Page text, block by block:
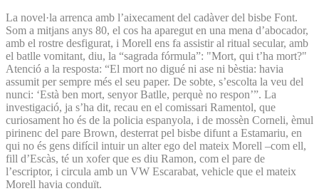
La novel·la arrenca amb l’aixecament del cadàver del bisbe Font.
Som a mitjans anys 80, el cos ha aparegut en una mena d’abocador,
amb el rostre desfigurat, i Morell ens fa assistir al ritual secular, amb
el batlle vomitant, diu, la “sagrada fórmula”: "Mort, qui t’ha mort?"
Atenció a la resposta: “El mort no digué ni ase ni bèstia: havia
assumit per sempre més el seu paper. De sobte, s’escolta la veu del
nunci: ‘Està ben mort, senyor Batlle, perquè no respon’”. La
investigació, ja s’ha dit, recau en el comissari Ramentol, que
curiosament ho és de la policia espanyola, i de mossèn Corneli, èmul
pirinenc del pare Brown, desterrat pel bisbe difunt a Estamariu, en
qui no és gens difícil intuir un alter ego del mateix Morell –com ell,
fill d’Escàs, té un xofer que es diu Ramon, com el pare de
l’escriptor, i circula amb un VW Escarabat, vehicle que el mateix
Morell havia conduït.